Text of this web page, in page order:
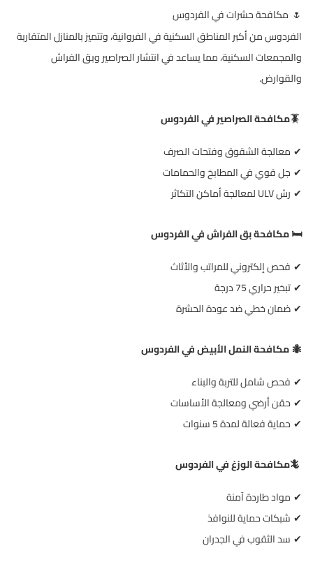
🌷 مكافحة حشرات في الفردوس
الفردوس من أكبر المناطق السكنية في الفروانية، وتتميز بالمنازل المتقاربة
والمجمعات السكنية، مما يساعد في انتشار الصراصير وبق الفراش
والقوارض.
🪳مكافحة الصراصير في الفردوس
✔ معالجة الشقوق وفتحات الصرف
✔ جل قوي في المطابخ والحمامات
✔ رشULVلمعالجة أماكن التكاثر
🛏 مكافحة بق الفراش في الفردوس
✔ فحص إلكتروني للمراتب والأثاث
✔ تبخير حراري 75 درجة
✔ ضمان خطي ضد عودة الحشرة
🐜 مكافحة النمل الأبيض في الفردوس
✔ فحص شامل للتربة والبناء
✔ حقن أرضي ومعالجة الأساسات
✔ حماية فعالة لمدة 5 سنوات
🦎مكافحة الوزغ في الفردوس
✔ مواد طاردة آمنة
✔ شبكات حماية للنوافذ
✔ سد الثقوب في الجدران